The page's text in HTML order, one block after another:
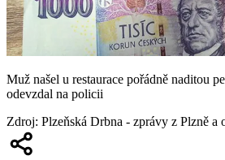
Muž našel u restaurace pořádně naditou
odevzdal na policii
Zdroj: Plzeňská Drbna - zprávy z Plzně a